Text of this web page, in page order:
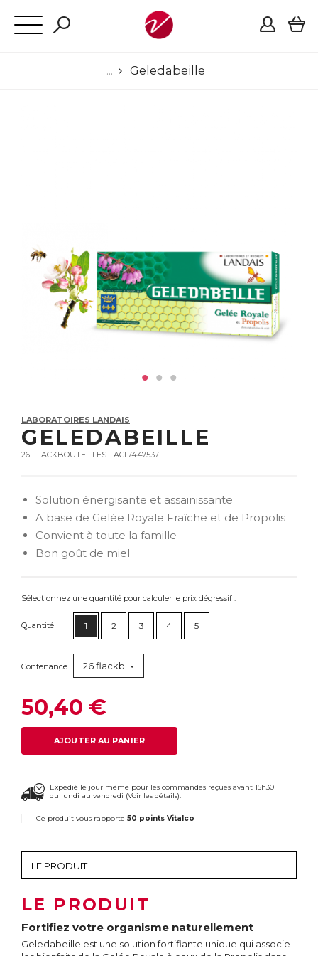
Geledabeille
LABORATOIRES LANDAIS
GELEDABEILLE
26 FLACKBOUTEILLES - ACL7447537
Solution énergisante et assainissante
A base de Gelée Royale Fraîche et de Propolis
Convient à toute la famille
Bon goût de miel
Sélectionnez une quantité pour calculer le prix dégressif :
Quantité 1 2 3 4 5
Contenance 26 flackb.
50,40 €
AJOUTER AU PANIER
Expédié le jour même pour les commandes reçues avant 15h30
du lundi au vendredi (Voir les détails).
Ce produit vous rapporte 50 points Vitalco
LE PRODUIT
Fortifiez votre organisme naturellement
Geledabeille est une solution fortifiante unique qui associe